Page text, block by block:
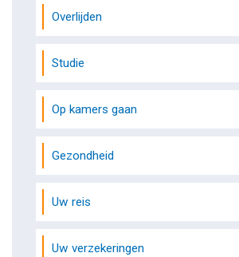
Overlijden
Studie
Op kamers gaan
Gezondheid
Uw reis
Uw verzekeringen